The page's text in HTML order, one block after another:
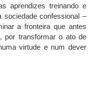
aprendizes treinando e
confessional –
a fronteira que antes
por transformar o ato de
virtude e num dever